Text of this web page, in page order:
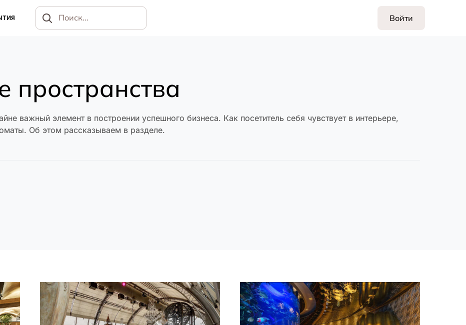
Найти
Войти
пространства
важный элемент в построении успешного бизнеса. Как посетитель себя чувствует в интерьере,
Об этом рассказываем в разделе.